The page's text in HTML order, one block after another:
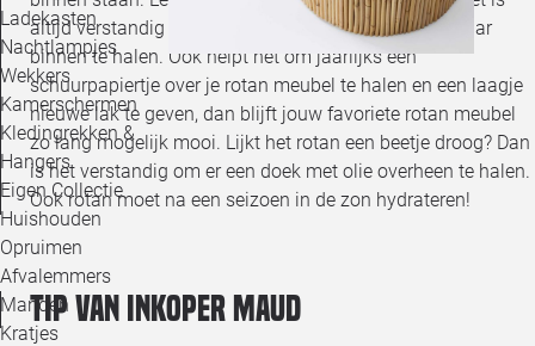
Ladekasten
Nachtlampjes
Wekkers
Kamerschermen
Kledingrekken &
Hangers
Eigen Collectie
Huishouden
Opruimen
Afvalemmers
Manden
Kratjes
altijd verstandig om jouw tuinbank 's avonds even naar
binnen te halen. Ook helpt het om jaarlijks een
schuurpapiertje over je rotan meubel te halen en een laagje
nieuwe lak te geven, dan blijft jouw favoriete rotan meubel
zo lang mogelijk mooi. Lijkt het rotan een beetje droog? Dan
is het verstandig om er een doek met olie overheen te halen.
Ook rotan moet na een seizoen in de zon hydrateren!
Tip van inkoper Maud